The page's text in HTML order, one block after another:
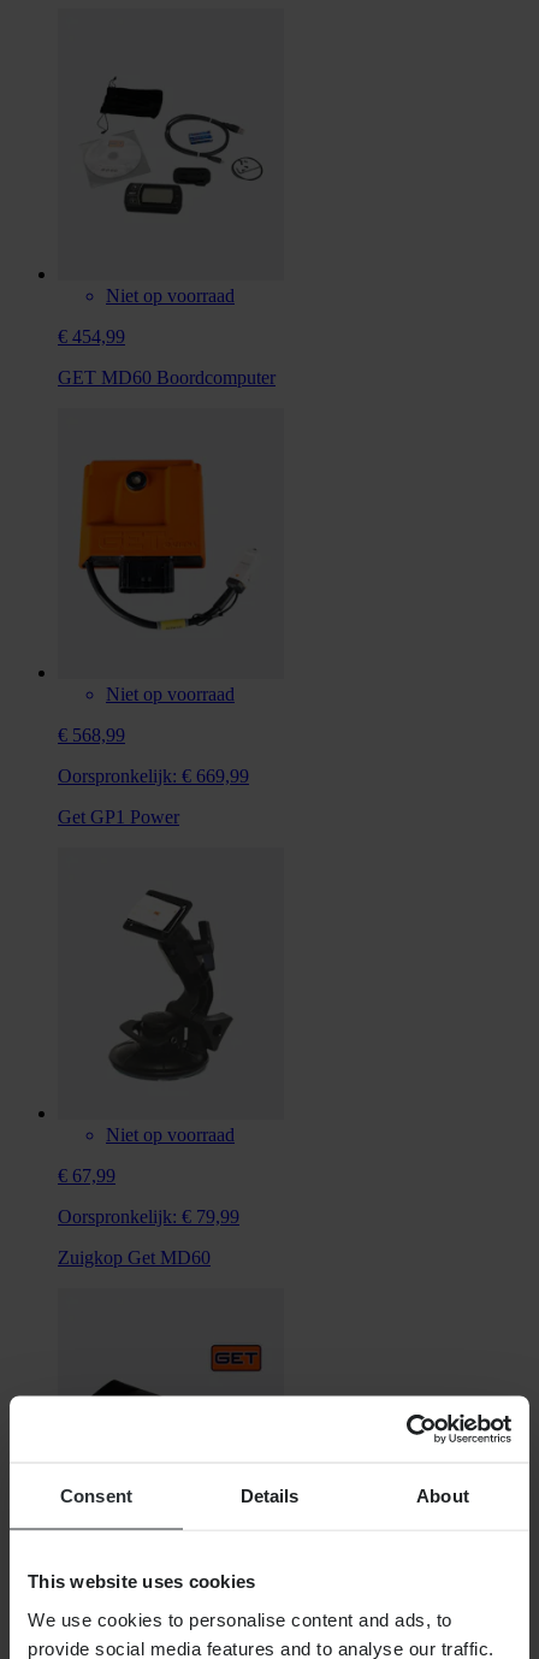
Consent Details About
This website uses cookies
We use cookies to personalise content and ads, to
provide social media features and to analyse our traffic.
Niet op voorraad
€ 454,99
GET MD60 Boordcomputer
Niet op voorraad
€ 568,99
Oorspronkelijk: € 669,99
Get GP1 Power
Niet op voorraad
€ 67,99
Oorspronkelijk: € 79,99
Zuigkop Get MD60
Niet op voorraad
€ 57,99